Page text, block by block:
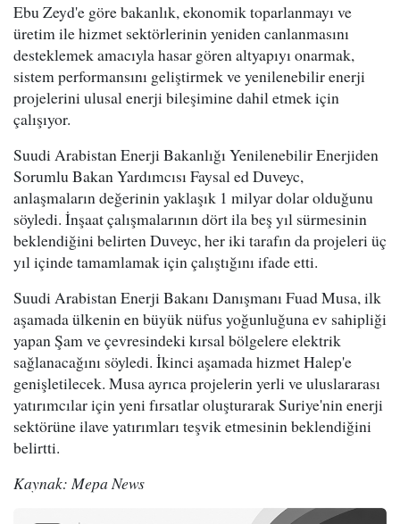
Ebu Zeyd'e göre bakanlık, ekonomik toparlanmayı ve
üretim ile hizmet sektörlerinin yeniden canlanmasını
desteklemek amacıyla hasar gören altyapıyı onarmak,
sistem performansını geliştirmek ve yenilenebilir enerji
projelerini ulusal enerji bileşimine dahil etmek için
çalışıyor.
Suudi Arabistan Enerji Bakanlığı Yenilenebilir Enerjiden
Sorumlu Bakan Yardımcısı Faysal ed Duveyc,
anlaşmaların değerinin yaklaşık 1 milyar dolar olduğunu
söyledi. İnşaat çalışmalarının dört ila beş yıl sürmesinin
beklendiğini belirten Duveyc, her iki tarafın da projeleri üç
yıl içinde tamamlamak için çalıştığını ifade etti.
Suudi Arabistan Enerji Bakanı Danışmanı Fuad Musa, ilk
aşamada ülkenin en büyük nüfus yoğunluğuna ev sahipliği
yapan Şam ve çevresindeki kırsal bölgelere elektrik
sağlanacağını söyledi. İkinci aşamada hizmet Halep'e
genişletilecek. Musa ayrıca projelerin yerli ve uluslararası
yatırımcılar için yeni fırsatlar oluşturarak Suriye'nin enerji
sektörüne ilave yatırımları teşvik etmesinin beklendiğini
belirtti.
Kaynak: Mepa News